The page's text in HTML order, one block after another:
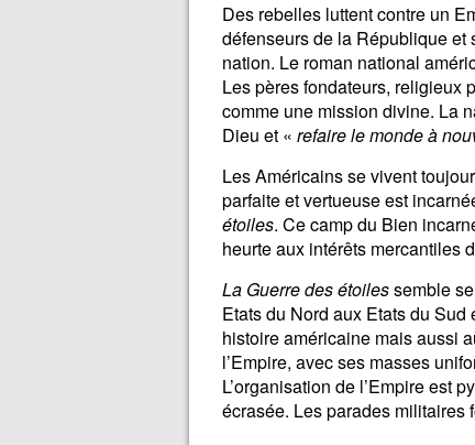
Des rebelles luttent contre un
défenseurs de la République et
nation. Le roman national
Les pères fondateurs, religieux
comme une mission divine. La
Dieu et « refaire le monde à
Les Américains se vivent
parfaite et vertueuse est
étoiles. Ce camp du Bien
heurte aux intérêts mercantiles
La Guerre des étoilessemble
Etats du Nord aux Etats du Sud
histoire américaine mais aussi
l’Empire, avec ses masses
L’organisation de l’Empire est
écrasée. Les parades militaires